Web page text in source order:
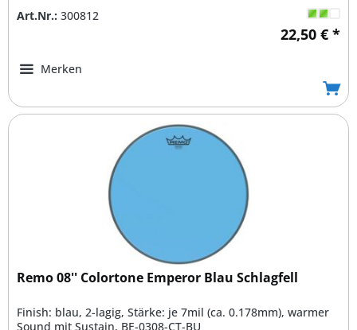
Art.Nr.: 300812
22,50 € *
Merken
Remo 08'' Colortone Emperor Blau Schlagfell
Finish: blau, 2-lagig, Stärke: je 7mil (ca. 0.178mm), warmer
Sound mit Sustain, BE-0308-CT-BU